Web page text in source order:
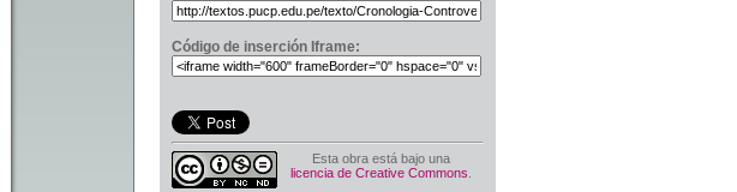
Código de inserción Iframe:
Esta obra está bajo una
licencia de Creative Commons